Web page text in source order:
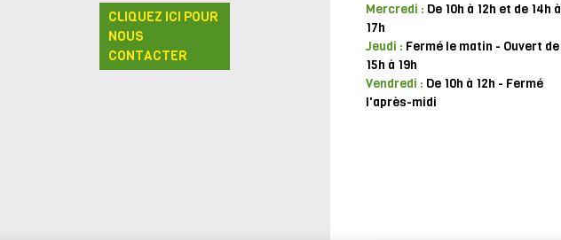
CLIQUEZ ICI POUR
NOUS
CONTACTER
Mercredi : De 10h à 12h et de 14h à
17h
Jeudi : Fermé le matin - Ouvert de
15h à 19h
Vendredi : De 10h à 12h - Fermé
l'après-midi